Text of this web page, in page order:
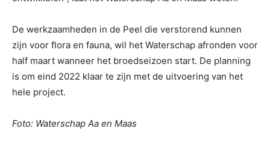
De werkzaamheden in de Peel die verstorend kunnen
zijn voor flora en fauna, wil het Waterschap afronden voor
half maart wanneer het broedseizoen start. De planning
is om eind 2022 klaar te zijn met de uitvoering van het
hele project.
Foto: Waterschap Aa en Maas